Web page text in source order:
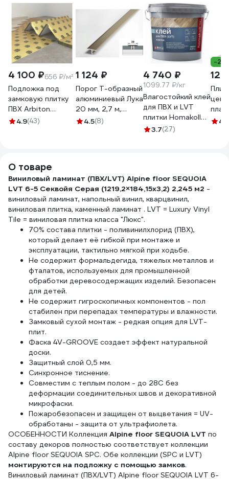
4 100 ₽656 ₽/м²
Подложка под
замковую плитку
ПВХ Arbiton
Secura LVT Click
4.9(43)
1 124 ₽
Порог Т-образный
алюминиевый Лука
20 мм, 2,7 м,
Шампань
4.5(8)
4 740 ₽
1099.77 ₽/кг
Влагостойкий клей
для ПВХ и LVT
плитки Homakoll
Tile 2K PU, 4.31 кг
3.7(27)
-
4.8
О товаре
Виниловый ламинат (ПВХ/LVT) Alpine floor SEQUOIA
LVT 6-5 Секвойя Серая (1219,2×184,15х3,2) 2,245 м2 -
виниловый ламинат, напольный винил, кварцвинил,
виниловая плитка, каменный ламинат . LVT = Luxury Vinyl
Tile = виниловая плитка класса "Люкс".
70% состава плитки - поливинилхлорид (ПВХ),
который делает её гибкой при монтаже и
эксплуатации, тактильно мягкой при ходьбе.
Не содержит формальдегида, тяжелых металлов и
фталатов, используемых для промышленной
обработки деревосодержащих изделий. Безопасен
для детей.
Не содержит гигроскопичных компонентов - пол
стабилен при перепадах температуры и влажности.
Замковый сухой монтаж - редкая опция для LVT-
плит.
Фаска 4V-GROOVE создает эффект натуральной
доски.
Защитный слой 0,5 мм.
Cинхронное тиснение.
Совместим с теплым полом - до 28C без
деформации соединительных швов и декоративной
микрофаски.
Пожаробезопасен и защищен от выцветания = UV-
обработаны - защита от ультрафиолета.
ОСОБЕННОСТИ Коллекция Alpine floor SEQUOIA LVT по
составу декоров полностью соответствует коллекции
Alpine floor SEQUOIA SPC. Обе коллекции (SPC и LVT)
монтируются на подложку с помощью замков.
Виниловый ламинат (ПВХ/LVT) Alpine floor SEQUOIA LVT 6-